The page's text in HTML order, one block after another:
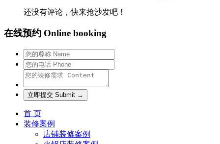
还没有评论，快来抢沙发吧！
在线预约 Online booking
首 页
装修案例
店铺装修案例